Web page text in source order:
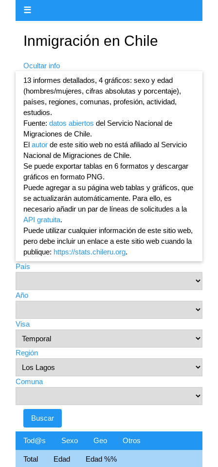
☰
Inmigración en Chile
Ocultar info
13 informes detallados, 4 gráficos: sexo y edad
(hombres/mujeres, cifras absolutas y porcentaje),
países, regiones, comunas, profesión, actividad,
estudios.
Fuente: datos abiertos del Servicio Nacional de
Migraciones de Chile.
El autor de este sitio web no está afiliado al Servicio
Nacional de Migraciones de Chile.
Se puede exportar tablas en 6 formatos y descargar
gráficos en formato PNG.
Puede agregar a su página web tablas y gráficos, que
se actualizarán automáticamente. Para ello, es
necesario añadir un par de líneas de solicitudes a la
API gratuita.
Puede utilizar cualquier información de este sitio web,
pero debe incluir un enlace a este sitio web cuando la
publique: https://stats.chileru.org.
País
Año
Visa
Región
Comuna
Tod@s Sexo Geo Otros
Total Edad Edad %%